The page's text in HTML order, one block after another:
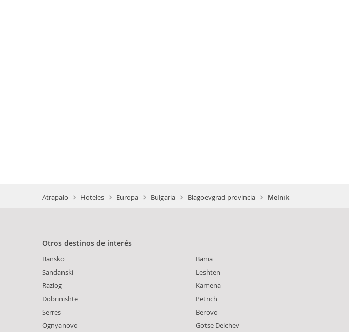
Atrapalo Hoteles Europa Bulgaria Blagoevgrad provincia Melnik
Otros destinos de interés
Bansko
Sandanski
Razlog
Dobrinishte
Serres
Ognyanovo
Bania
Leshten
Kamena
Petrich
Berovo
Gotse Delchev